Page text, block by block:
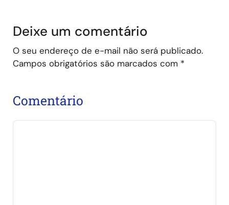
Deixe um comentário
O seu endereço de e-mail não será publicado.
Campos obrigatórios são marcados com *
Comentário